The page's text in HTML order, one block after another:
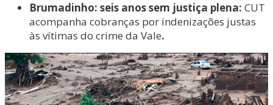
Brumadinho: seis anos sem justiça plena: CUT
acompanha cobranças por indenizações justas
às vítimas do crime da Vale.